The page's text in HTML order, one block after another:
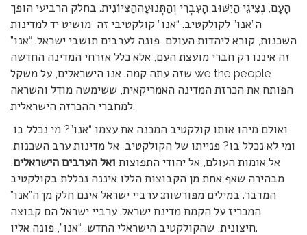
הָעָם, נְצִיגֵי הַיִּשּׁוּב הָעִבְרִי וְהַתְּנוּעָההַצִּיּוֹנִית. בחלק הרביעי הופך
ה”אנו” לקולקטיב. “אנו” קולקטיבי זה מושיט יד למדינות
השכנות, קורא ליהדות העולם, פונה לערבים תושבי ישראל. “אנו”
זה איננו רק חברי מועצת העם, אלא כלל אזרחי המדינה החדשה
שזה עתה קמה. אנו הישראלים, על משקל we the people
הפותח את הכרזת המדינה האמריקאית, ששימשה מודל והשראה
למחברי ההכרזה הישראלית.
ואולם מיהו אותו קולקטיב המכנה את עצמו “אנו”? מי נכלל בו,
ומי לא נכלל בו? פנייתו של הקולקטיב אל מדינות ערב השכנות,
אל אומות העולם, אל יהודי התפוצות ואל הערבים הישראלים,
מבהירה שאף אחת מן הקבוצות הללו איננה נכללת בקולקטיב
המדבר. במילים מפורשות: ערביי ישראל אינם חלק מן ה”אנו”
המכריז על הקמת מדינת ישראל. ערביי ישראל הם קבוצה
חיצונית, שהקולקטיב הישראלי החדש, “אנו”, פונה אליו.